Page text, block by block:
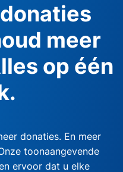
meer
op één
donaties. En meer
toonaangevende
ervoor dat u elke